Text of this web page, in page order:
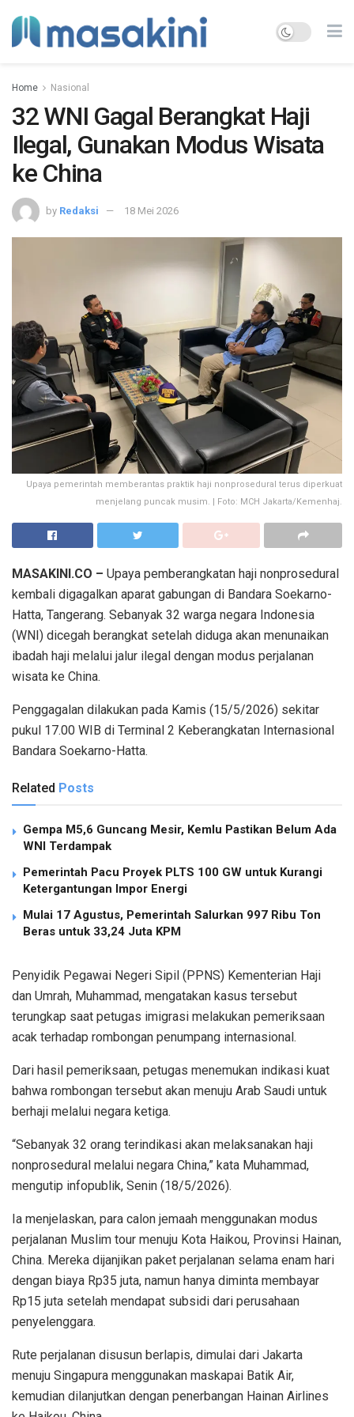
Home Nasional
32 WNI Gagal Berangkat Haji
Ilegal, Gunakan Modus Wisata
ke China
by Redaksi 18 Mei 2026
Upaya pemerintah memberantas praktik haji nonprosedural terus diperkuat
menjelang puncak musim. | Foto: MCH Jakarta/Kemenhaj.
MASAKINI.CO – Upaya pemberangkatan haji nonprosedural
kembali digagalkan aparat gabungan di Bandara Soekarno-
Hatta, Tangerang. Sebanyak 32 warga negara Indonesia
(WNI) dicegah berangkat setelah diduga akan menunaikan
ibadah haji melalui jalur ilegal dengan modus perjalanan
wisata ke China.
Penggagalan dilakukan pada Kamis (15/5/2026) sekitar
pukul 17.00 WIB di Terminal 2 Keberangkatan Internasional
Bandara Soekarno-Hatta.
Related Posts
Gempa M5,6 Guncang Mesir, Kemlu Pastikan Belum Ada
WNI Terdampak
Pemerintah Pacu Proyek PLTS 100 GW untuk Kurangi
Ketergantungan Impor Energi
Mulai 17 Agustus, Pemerintah Salurkan 997 Ribu Ton
Beras untuk 33,24 Juta KPM
Penyidik Pegawai Negeri Sipil (PPNS) Kementerian Haji
dan Umrah, Muhammad, mengatakan kasus tersebut
terungkap saat petugas imigrasi melakukan pemeriksaan
acak terhadap rombongan penumpang internasional.
Dari hasil pemeriksaan, petugas menemukan indikasi kuat
bahwa rombongan tersebut akan menuju Arab Saudi untuk
berhaji melalui negara ketiga.
“Sebanyak 32 orang terindikasi akan melaksanakan haji
nonprosedural melalui negara China,” kata Muhammad,
mengutip infopublik, Senin (18/5/2026).
Ia menjelaskan, para calon jemaah menggunakan modus
perjalanan Muslim tour menuju Kota Haikou, Provinsi Hainan,
China. Mereka dijanjikan paket perjalanan selama enam hari
dengan biaya Rp35 juta, namun hanya diminta membayar
Rp15 juta setelah mendapat subsidi dari perusahaan
penyelenggara.
Rute perjalanan disusun berlapis, dimulai dari Jakarta
menuju Singapura menggunakan maskapai Batik Air,
kemudian dilanjutkan dengan penerbangan Hainan Airlines